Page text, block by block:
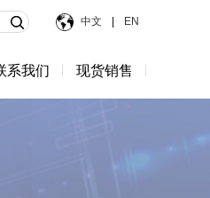
中文 EN
系我们 现货销售